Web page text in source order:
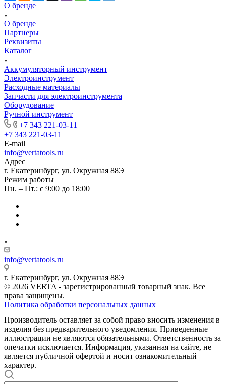
О бренде
О бренде
Партнеры
Реквизиты
Каталог
Аккумуляторный инструмент
Электроинструмент
Расходные материалы
Запчасти для электроинструмента
Оборудование
Ручной инструмент
+7 343 221-03-11
+7 343 221-03-11
E-mail
info@vertatools.ru
Адрес
г. Екатеринбург, ул. Окружная 88Э
Режим работы
Пн. – Пт.: с 9:00 до 18:00
info@vertatools.ru
г. Екатеринбург, ул. Окружная 88Э
© 2026 VERTA - зарегистрированный товарный знак. Все
права защищены.
Политика обработки персональных данных
Производитель оставляет за собой право вносить изменения в
изделия без предварительного уведомления. Приведенные
иллюстрации не являются обязательными. Ответственность за
опечатки исключается. Информация, указанная на сайте, не
является публичной офертой и носит ознакомительный
характер.